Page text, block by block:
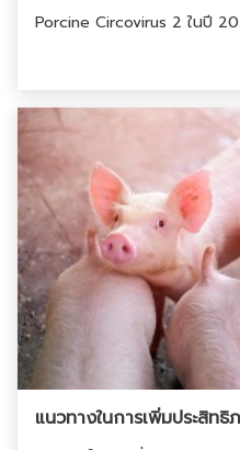
Porcine Circovirus 2 ในปี
แนวทางในการเพิ่มประสิท